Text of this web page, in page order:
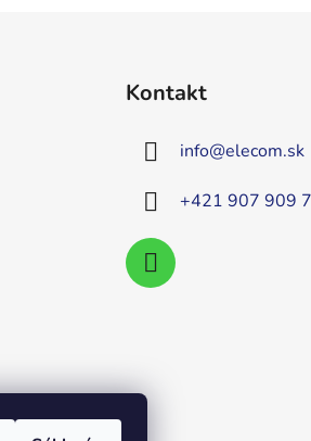
Kontakt
info@elecom.sk
+421 907 909